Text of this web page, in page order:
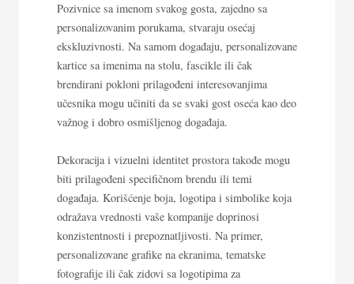
Pozivnice sa imenom svakog gosta, zajedno sa
personalizovanim porukama, stvaraju osećaj
ekskluzivnosti. Na samom događaju, personalizovane
kartice sa imenima na stolu, fascikle ili čak
brendirani pokloni prilagođeni interesovanjima
učesnika mogu učiniti da se svaki gost oseća kao deo
važnog i dobro osmišljenog događaja.
Dekoracija i vizuelni identitet prostora takođe mogu
biti prilagođeni specifičnom brendu ili temi
događaja. Korišćenje boja, logotipa i simbolike koja
odražava vrednosti vaše kompanije doprinosi
konzistentnosti i prepoznatljivosti. Na primer,
personalizovane grafike na ekranima, tematske
fotografije ili čak zidovi sa logotipima za